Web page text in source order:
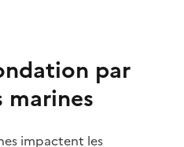
par
marines
impactent les